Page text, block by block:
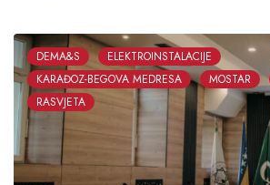
DEMA&S
ELEKTROINSTALACIJE
KARAĐOZ-BEGOVA MEDRESA
MOSTAR
RASVJETA